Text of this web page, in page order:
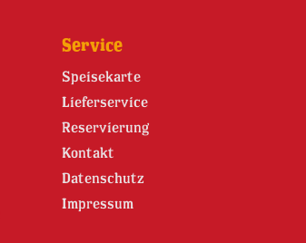
Service
Speisekarte
Lieferservice
Reservierung
Kontakt
Datenschutz
Impressum